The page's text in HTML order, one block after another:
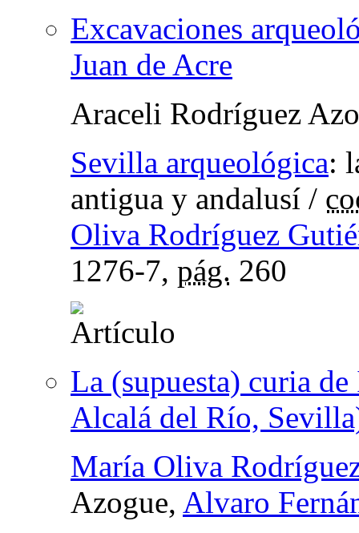
Excavaciones
Juan de Acre
Araceli Rodríguez
Sevilla arqueológica:
antigua y andalusí /
Oliva Rodríguez
1276-7, pág. 260
La (supuesta) curia
Alcalá del Río,
María Oliva
Azogue, Alvaro